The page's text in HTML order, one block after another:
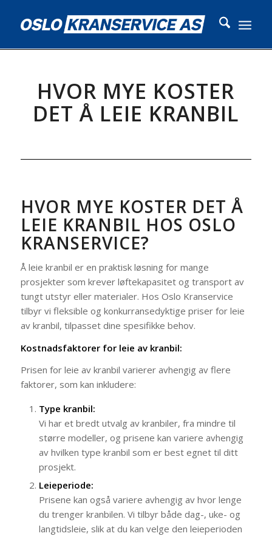
HVOR MYE KOSTER
DET Å LEIE KRANBIL
HVOR MYE KOSTER DET Å
LEIE KRANBIL HOS OSLO
KRANSERVICE?
Å leie kranbil er en praktisk løsning for mange
prosjekter som krever løftekapasitet og transport av
tungt utstyr eller materialer. Hos Oslo Kranservice
tilbyr vi fleksible og konkurransedyktige priser for leie
av kranbil, tilpasset dine spesifikke behov.
Kostnadsfaktorer for leie av kranbil:
Prisen for leie av kranbil varierer avhengig av flere
faktorer, som kan inkludere:
Type kranbil:
Vi har et bredt utvalg av kranbiler, fra mindre til
større modeller, og prisene kan variere avhengig
av hvilken type kranbil som er best egnet til ditt
prosjekt.
Leieperiode:
Prisene kan også variere avhengig av hvor lenge
du trenger kranbilen. Vi tilbyr både dag-, uke- og
langtidsleie, slik at du kan velge den leieperioden